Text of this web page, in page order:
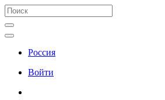
Россия
Войти